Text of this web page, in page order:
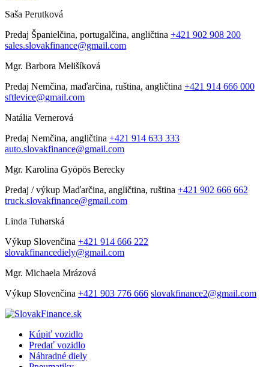
Saša Perutková
Predaj Španielčina, portugalčina, angličtina +421 902 908 200
sales.slovakfinance@gmail.com
Mgr. Barbora Melišíková
Predaj Nemčina, maďarčina, ruština, angličtina +421 914 666 000
sftlevice@gmail.com
Natália Vernerová
Predaj Nemčina, angličtina +421 914 633 333
auto.slovakfinance@gmail.com
Mgr. Karolina Gyöpös Berecky
Predaj / výkup Maďarčina, angličtina, ruština +421 902 666 662
truck.slovakfinance@gmail.com
Linda Tuharská
Výkup Slovenčina +421 914 666 222
slovakfinancediely@gmail.com
Mgr. Michaela Mrázová
Výkup Slovenčina +421 903 776 666 slovakfinance2@gmail.com
Kúpiť vozidlo
Predať vozidlo
Náhradné diely